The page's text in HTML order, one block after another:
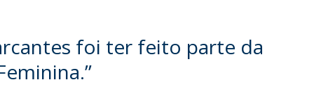
foi ter feito parte da